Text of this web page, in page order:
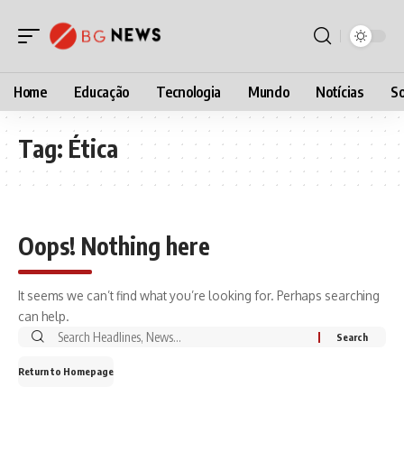
Home Educação Tecnologia Mundo Notícias
Tag: Ética
Oops! Nothing here
It seems we can’t find what you’re looking for. Perhaps searching
can help.
Return to Homepage